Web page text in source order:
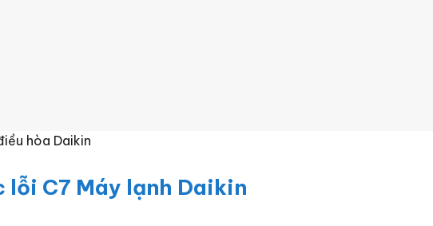
hòa Daikin
lỗi C7 Máy lạnh Daikin